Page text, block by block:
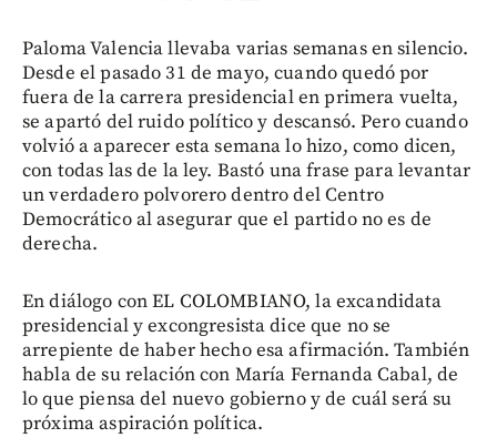
Paloma Valencia llevaba varias semanas en silencio.
Desde el pasado 31 de mayo, cuando quedó por
fuera de la carrera presidencial en primera vuelta,
se apartó del ruido político y descansó. Pero cuando
volvió a aparecer esta semana lo hizo, como dicen,
con todas las de la ley. Bastó una frase para levantar
un verdadero polvorero dentro del Centro
Democrático al asegurar que el partido no es de
derecha.
En diálogo con EL COLOMBIANO, la excandidata
presidencial y excongresista dice que no se
arrepiente de haber hecho esa afirmación. También
habla de su relación con María Fernanda Cabal, de
lo que piensa del nuevo gobierno y de cuál será su
próxima aspiración política.